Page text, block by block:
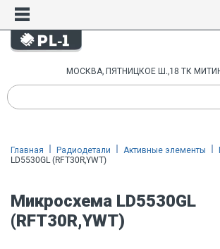
МОСКВА, ПЯТНИЦКОЕ Ш.,18 ТК
Главная Радиодетали Активные элементы
LD5530GL (RFT30R,YWT)
Микросхема LD5530GL
(RFT30R,YWT)